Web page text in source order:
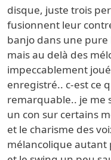
disque, juste trois
fusionnent leur
banjo dans une
mais au delà des
impeccablement
enregistré.. c-est ce
remarquable.. je me
un con sur certains
et le charisme des
mélancolique